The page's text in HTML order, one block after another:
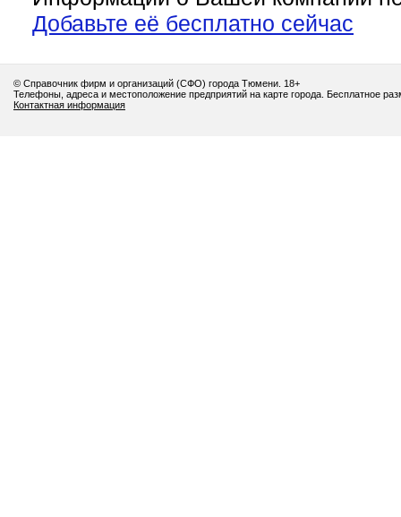
Добавьте её бесплатно сейчас
© Справочник фирм и организаций (СФО) города Тюмени. 18+
Телефоны, адреса и местоположение предприятий на карте города. Бесплатное
Контактная информация